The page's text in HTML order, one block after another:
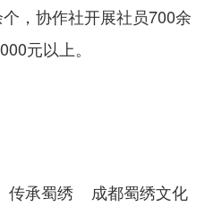
，协作社开展社员700余
元以上。
传承蜀绣 成都蜀绣文化